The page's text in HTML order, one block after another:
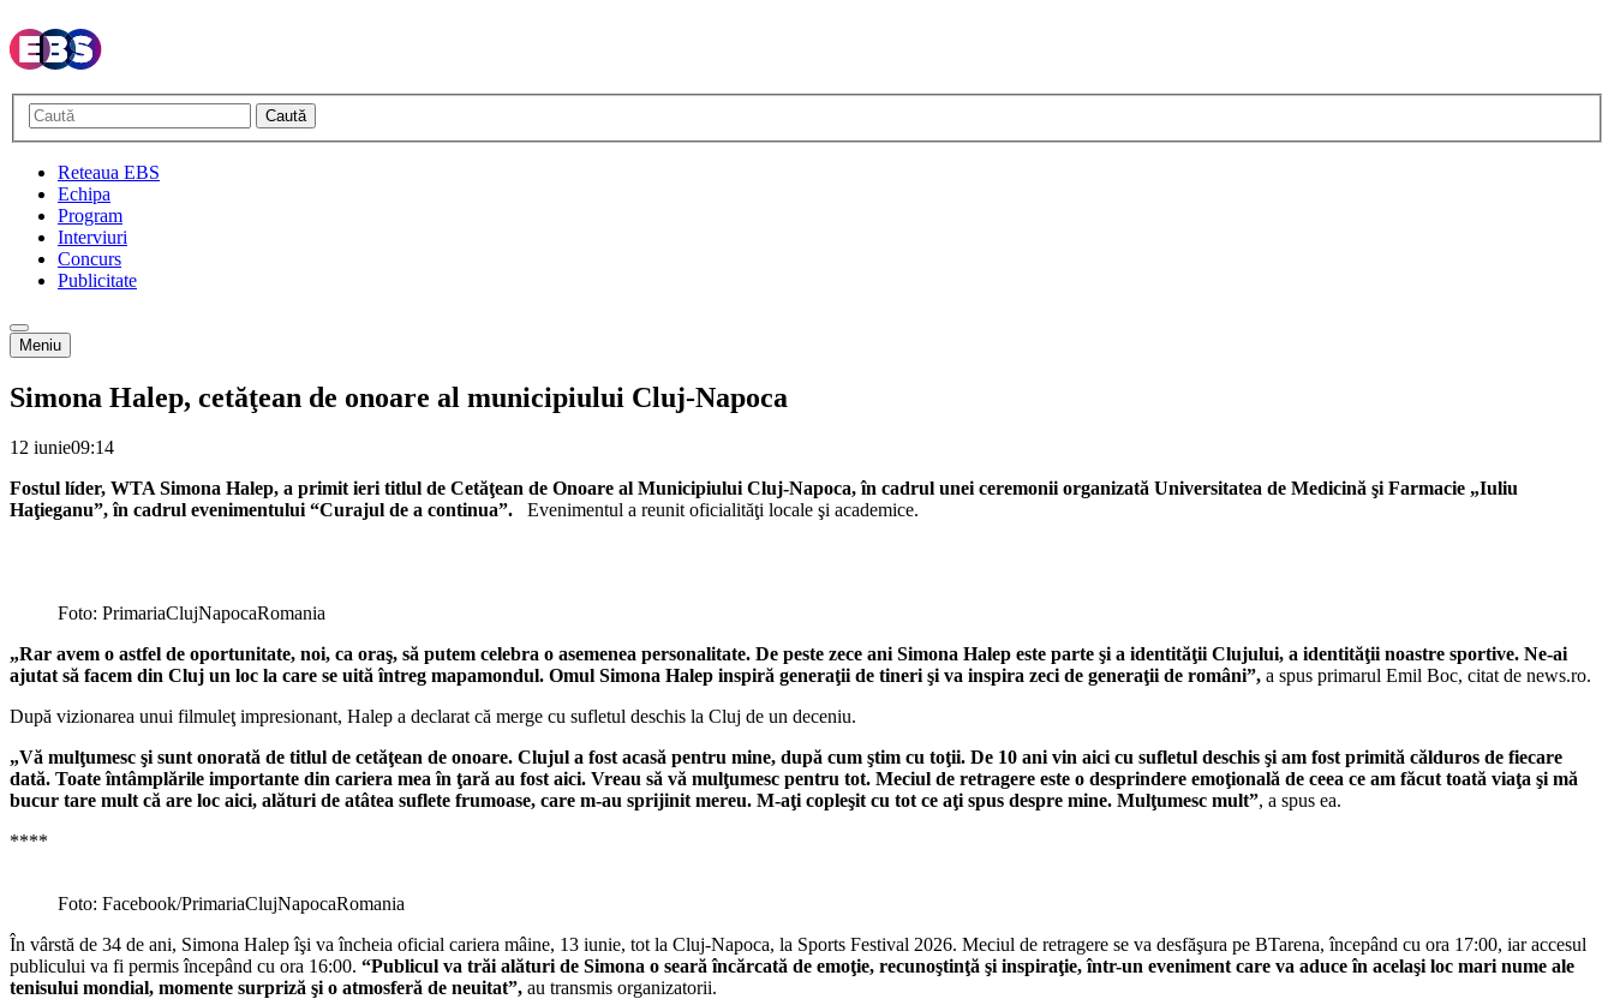
Caută
Reteaua EBS
Echipa
Program
Interviuri
Concurs
Publicitate
Meniu
Simona Halep, cetăţean de onoare al municipiului Cluj-Napoca
12 iunie09:14
Fostul líder, WTA Simona Halep, a primit ieri titlul de Cetăţean de Onoare al Municipiului Cluj-Napoca, în cadrul unei ceremonii organizată Universitatea de Medicină şi Farmacie „Iuliu
Haţieganu”, în cadrul evenimentului “Curajul de a continua”. Evenimentul a reunit oficialităţi locale şi academice.
Foto: PrimariaClujNapocaRomania
„Rar avem o astfel de oportunitate, noi, ca oraş, să putem celebra o asemenea personalitate. De peste zece ani Simona Halep este parte şi a identităţii Clujului, a identităţii noastre sportive. Ne-ai
ajutat să facem din Cluj un loc la care se uită întreg mapamondul. Omul Simona Halep inspiră generaţii de tineri şi va inspira zeci de generaţii de români”, a spus primarul Emil Boc, citat de news.ro.
După vizionarea unui filmuleţ impresionant, Halep a declarat că merge cu sufletul deschis la Cluj de un deceniu.
„Vă mulţumesc şi sunt onorată de titlul de cetăţean de onoare. Clujul a fost acasă pentru mine, după cum ştim cu toţii. De 10 ani vin aici cu sufletul deschis şi am fost primită călduros de fiecare
dată. Toate întâmplările importante din cariera mea în ţară au fost aici. Vreau să vă mulţumesc pentru tot. Meciul de retragere este o desprindere emoţională de ceea ce am făcut toată viaţa şi mă
bucur tare mult că are loc aici, alături de atâtea suflete frumoase, care m-au sprijinit mereu. M-aţi copleşit cu tot ce aţi spus despre mine. Mulţumesc mult”, a spus ea.
****
Foto: Facebook/PrimariaClujNapocaRomania
În vârstă de 34 de ani, Simona Halep îşi va încheia oficial cariera mâine, 13 iunie, tot la Cluj-Napoca, la Sports Festival 2026. Meciul de retragere se va desfăşura pe BTarena, începând cu ora 17:00, iar accesul
publicului va fi permis începând cu ora 16:00. “Publicul va trăi alături de Simona o seară încărcată de emoţie, recunoştinţă şi inspiraţie, într-un eveniment care va aduce în acelaşi loc mari nume ale
tenisului mondial, momente surpriză şi o atmosferă de neuitat”, au transmis organizatorii.